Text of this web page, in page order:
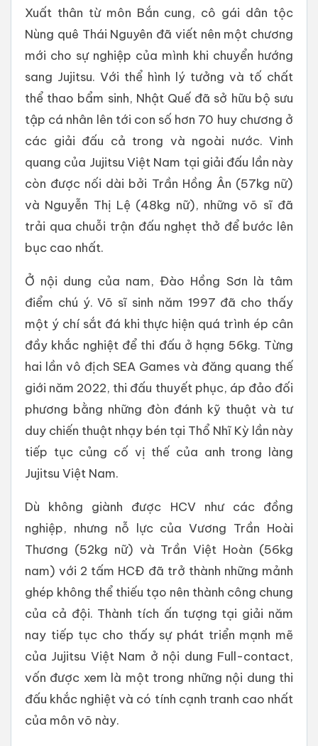
Xuất thân từ môn Bắn cung, cô gái dân tộc
Nùng quê Thái Nguyên đã viết nên một chương
mới cho sự nghiệp của mình khi chuyển hướng
sang Jujitsu. Với thể hình lý tưởng và tố chất
thể thao bẩm sinh, Nhật Quế đã sở hữu bộ sưu
tập cá nhân lên tới con số hơn 70 huy chương ở
các giải đấu cả trong và ngoài nước. Vinh
quang của Jujitsu Việt Nam tại giải đấu lần này
còn được nối dài bởi Trần Hồng Ân (57kg nữ)
và Nguyễn Thị Lệ (48kg nữ), những võ sĩ đã
trải qua chuỗi trận đấu nghẹt thở để bước lên
bục cao nhất.
Ở nội dung của nam, Đào Hồng Sơn là tâm
điểm chú ý. Võ sĩ sinh năm 1997 đã cho thấy
một ý chí sắt đá khi thực hiện quá trình ép cân
đầy khắc nghiệt để thi đấu ở hạng 56kg. Từng
hai lần vô địch SEA Games và đăng quang thế
giới năm 2022, thi đấu thuyết phục, áp đảo đối
phương bằng những đòn đánh kỹ thuật và tư
duy chiến thuật nhạy bén tại Thổ Nhĩ Kỳ lần này
tiếp tục củng cố vị thế của anh trong làng
Jujitsu Việt Nam.
Dù không giành được HCV như các đồng
nghiệp, nhưng nỗ lực của Vương Trần Hoài
Thương (52kg nữ) và Trần Việt Hoàn (56kg
nam) với 2 tấm HCĐ đã trở thành những mảnh
ghép không thể thiếu tạo nên thành công chung
của cả đội. Thành tích ấn tượng tại giải năm
nay tiếp tục cho thấy sự phát triển mạnh mẽ
của Jujitsu Việt Nam ở nội dung Full-contact,
vốn được xem là một trong những nội dung thi
đấu khắc nghiệt và có tính cạnh tranh cao nhất
của môn võ này.